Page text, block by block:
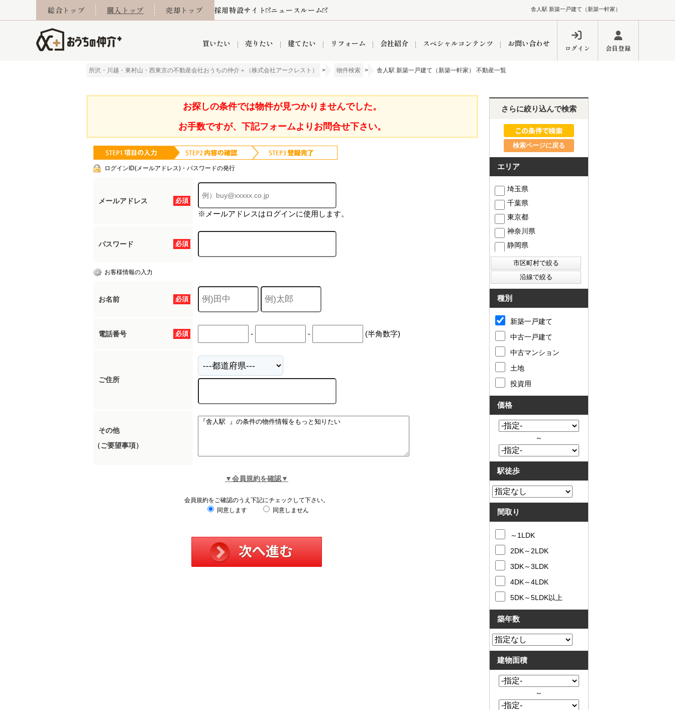
舎人駅 新築一戸建て（新築一軒家）
総合トップ 購入トップ 売却トップ 採用特設サイト ニュースルーム
買いたい
学区から探す 町名から探す お気に入り 閲覧履歴
当社お預かり物件 グループ会社施工物件 リノベーション済み物件
当社提携金融機関 8代疾病保証付き住宅ローン
東村山市 東大和市
売りたい
売却査定実績 売却成功実績 よくある質問 売却コラム
住み替え 離婚 不動産買取 空き家 リースバック
東村山市 入間市 狭山市 富士見市 練馬区
建てたい リフォーム
リフォーム事例 【埼玉】補助金・助成金 【東京】補助金・助成金
会社紹介
採用情報 お客様の声 創業の想い インフォメーション ブログ
小手指営業所 所沢営業所 東所沢営業所 入間営業所 ひばりケ丘営業所 東久留米営業所
おうちのリフォーム おうちパークグループの強み
スペシャルコンテンツ
マンションカタログ おうちパークくらぶ レンタルスペース
お問い合わせ
オンライン相談予約 売却査定依頼 なんでもご相談 プライバシーポリシー
ログイン 会員登録
所沢・川越・東村山・西東京の不動産会社おうちの仲介＋（株式会社アークレスト） > 物件検索 > 舎人駅 新築一戸建て（新築一軒家） 不動産一覧
お探しの条件では物件が見つかりませんでした。
お手数ですが、下記フォームよりお問合せ下さい。
ログインID(メールアドレス)・パスワードの発行
必須
メールアドレス
※メールアドレスはログインに使用します。
必須
パスワード
お客様情報の入力
必須
お名前
必須
電話番号 - - (半角数字)
ご住所
その他
（ご要望事項）
▼会員規約を確認▼
会員規約をご確認のうえ下記にチェックして下さい。
同意します
同意しません
さらに絞り込んで検索
検索ページに戻る
エリア
埼玉県
千葉県
東京都
神奈川県
静岡県
種別
新築一戸建て
中古一戸建て
中古マンション
土地
投資用
価格
～
駅徒歩
間取り
～1LDK
2DK～2LDK
3DK～3LDK
4DK～4LDK
5DK～5LDK以上
築年数
建物面積
～